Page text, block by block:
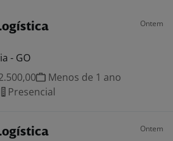
Ontem
- GO
Menos de 1 ano
Presencial
Ontem